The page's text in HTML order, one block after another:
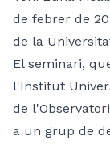
de febrer de
de la
El seminari,
l'Institut
de
a un grup de